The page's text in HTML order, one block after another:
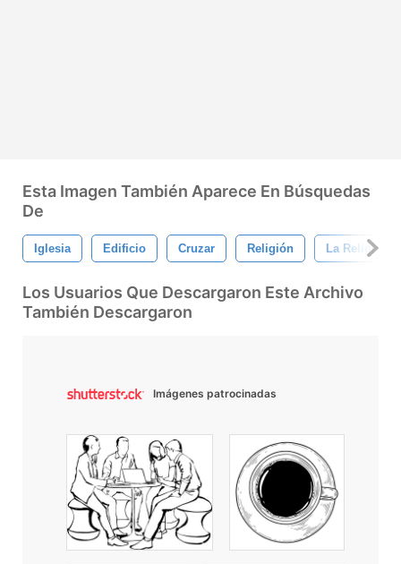
Esta Imagen También Aparece En Búsquedas
De
Iglesia Edificio Cruzar Religión La Religión
Los Usuarios Que Descargaron Este Archivo
También Descargaron
Imágenes patrocinadas